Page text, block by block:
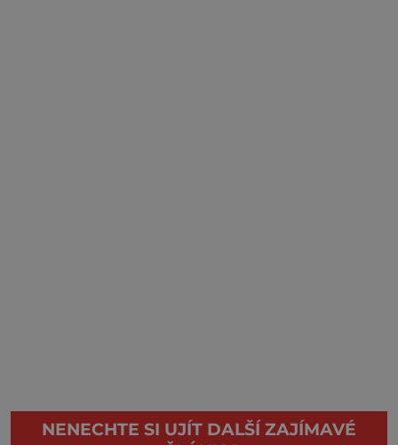
NENECHTE SI UJÍT DALŠÍ ZAJÍMAVÉ